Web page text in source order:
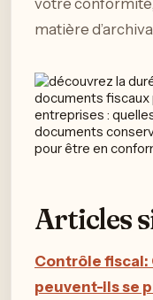
votre
matière
Articles
Contrôle fiscal:
peuvent-ils se